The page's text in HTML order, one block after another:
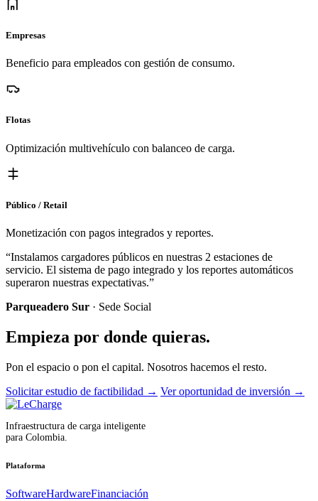
Empresas
Beneficio para empleados con gestión de consumo.
Flotas
Optimización multivehículo con balanceo de carga.
Público / Retail
Monetización con pagos integrados y reportes.
“Instalamos cargadores públicos en nuestras 2 estaciones de
servicio. El sistema de pago integrado y los reportes automáticos
superaron nuestras expectativas.”
Parqueadero Sur · Sede Social
Empieza por donde quieras.
Pon el espacio o pon el capital. Nosotros hacemos el resto.
Solicitar estudio de factibilidad → Ver oportunidad de inversión →
Infraestructura de carga inteligente
para Colombia.
Plataforma
SoftwareHardwareFinanciación